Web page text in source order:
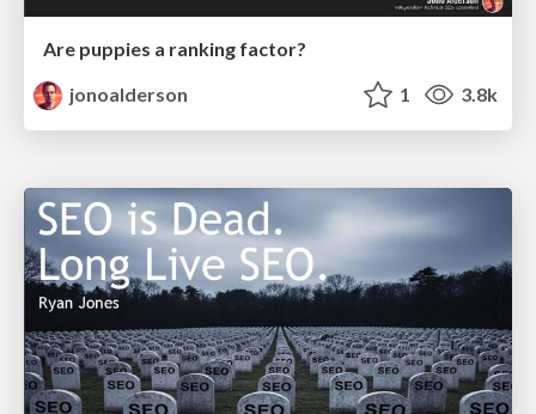
Are puppies a ranking factor?
jonoalderson
1 3.8k